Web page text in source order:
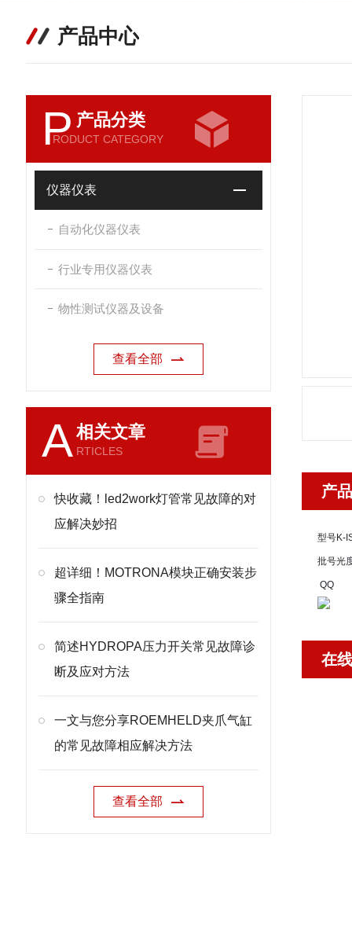
产品中心
P 产品分类
RODUCT CATEGORY
仪器仪表
自动化仪器仪表
行业专用仪器仪表
物性测试仪器及设备
查看全部
A相关文章
RTICLES
快收藏！led2work灯管常见故障的对
应解决妙招
超详细！MOTRONA模块正确安装步
骤全指南
简述HYDROPA压力开关常见故障诊
断及应对方法
一文与您分享ROEMHELD夹爪气缸
的常见故障相应解决方法
查看全部
产
型号K-
批号光
QQ
在